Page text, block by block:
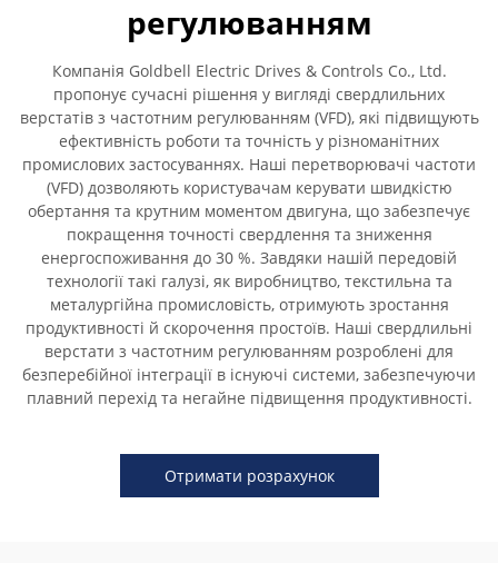
регулюванням
Компанія Goldbell Electric Drives & Controls Co., Ltd.
пропонує сучасні рішення у вигляді свердлильних
верстатів з частотним регулюванням (VFD), які підвищують
ефективність роботи та точність у різноманітних
промислових застосуваннях. Наші перетворювачі частоти
(VFD) дозволяють користувачам керувати швидкістю
обертання та крутним моментом двигуна, що забезпечує
покращення точності свердлення та зниження
енергоспоживання до 30 %. Завдяки нашій передовій
технології такі галузі, як виробництво, текстильна та
металургійна промисловість, отримують зростання
продуктивності й скорочення простоїв. Наші свердлильні
верстати з частотним регулюванням розроблені для
безперебійної інтеграції в існуючі системи, забезпечуючи
плавний перехід та негайне підвищення продуктивності.
Отримати розрахунок